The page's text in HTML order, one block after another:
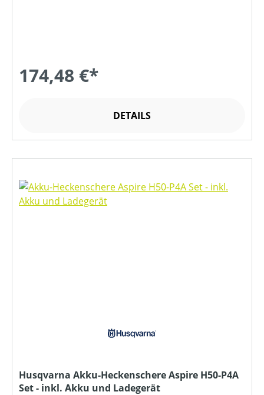
174,48 €*
DETAILS
Husqvarna Akku-Heckenschere Aspire H50-P4A
Set - inkl. Akku und Ladegerät